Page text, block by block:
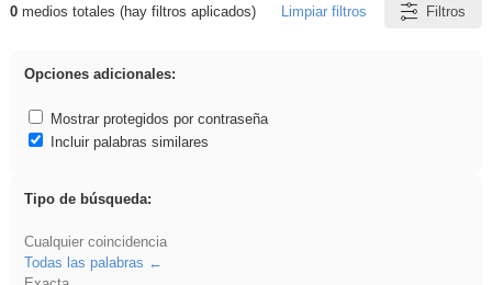
Resultados de: soldador
0medios totales (hay filtros aplicados) Limpiar filtros Filtros
Opciones adicionales:
Mostrar protegidos por contraseña
Incluir palabras similares
Tipo de búsqueda:
Cualquier coincidencia
Todas las palabras